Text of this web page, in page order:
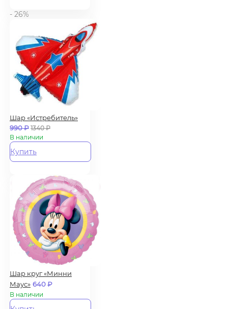
- 26%
Шар «Истребитель»
990₽ 1340₽
В наличии
Купить
Шар круг «Минни
Маус» 640₽
В наличии